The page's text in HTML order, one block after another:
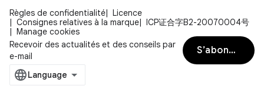
Règles de confidentialité
Licence
Consignes relatives à la marque
ICP证合字B2-20070004号
Manage cookies
Recevoir des actualités et des conseils par
e-mail
S’abonner